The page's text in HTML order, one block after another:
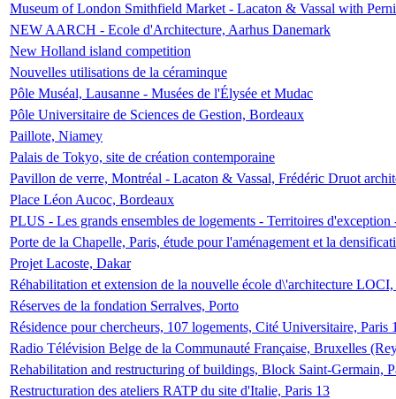
Museum of London Smithfield Market - Lacaton & Vassal with
NEW AARCH - Ecole d'Architecture, Aarhus Danemark
New Holland island competition
Nouvelles utilisations de la céraminque
Pôle Muséal, Lausanne - Musées de l'Élysée et Mudac
Pôle Universitaire de Sciences de Gestion, Bordeaux
Paillote, Niamey
Palais de Tokyo, site de création contemporaine
Pavillon de verre, Montréal - Lacaton & Vassal, Frédéric Druot
Place Léon Aucoc, Bordeaux
PLUS - Les grands ensembles de logements - Territoires
Porte de la Chapelle, Paris, étude pour l'aménagement et la
Projet Lacoste, Dakar
Réhabilitation et extension de la nouvelle école d\'architecture
Réserves de la fondation Serralves, Porto
Résidence pour chercheurs, 107 logements, Cité Universitaire, Paris
Radio Télévision Belge de la Communauté Française, Bruxelles
Rehabilitation and restructuring of buildings, Block Saint-Germain,
Restructuration des ateliers RATP du site d'Italie, Paris 13